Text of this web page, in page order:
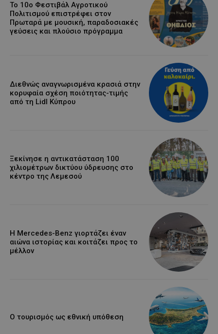
Το 10ο Φεστιβάλ Αγροτικού
Πολιτισμού επιστρέφει στον
Πρωταρά με μουσική, παραδοσιακές
γεύσεις και πλούσιο πρόγραμμα
Διεθνώς αναγνωρισμένα κρασιά στην
κορυφαία σχέση ποιότητας-τιμής
από τη Lidl Κύπρου
Ξεκίνησε η αντικατάσταση 100
χιλιομέτρων δικτύου ύδρευσης στο
κέντρο της Λεμεσού
Η Mercedes-Benz γιορτάζει έναν
αιώνα ιστορίας και κοιτάζει προς το
μέλλον
Ο τουρισμός ως εθνική υπόθεση